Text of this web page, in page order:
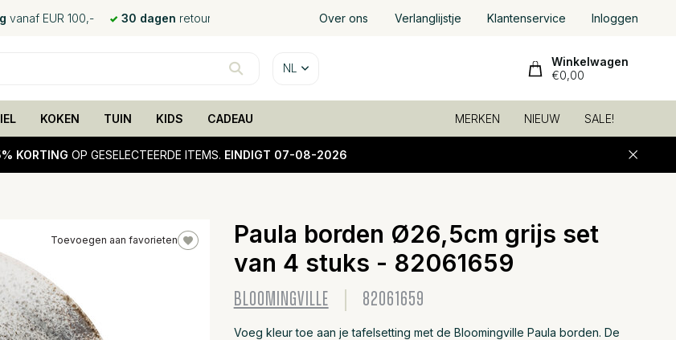
vanaf EUR 100,- 30 dagen retour Over ons Verlanglijstje Klantenservice Inloggen
NL
Winkelwagen
€0,00
KOKEN TUIN KIDS CADEAU MERKEN NIEUW SALE!
KORTING OP GESELECTEERDE ITEMS. EINDIGT 07-08-2026
Toevoegen aan favorieten
25%
sale
Paula borden Ø26,5cm grijs set
van 4 stuks - 82061659
BLOOMINGVILLE 82061659
Voeg kleur toe aan je tafelsetting met de Bloomingville Paula borden. De